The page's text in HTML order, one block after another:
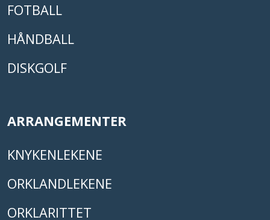
FOTBALL
HÅNDBALL
DISKGOLF
ARRANGEMENTER
KNYKENLEKENE
ORKLANDLEKENE
ORKLARITTET